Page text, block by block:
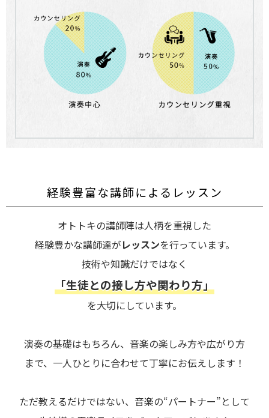
経験豊富な講師によるレッスン
オトトキの講師陣は人柄を重視した
経験豊かな講師達がレッスンを行っています。
技術や知識だけではなく
「生徒との接し方や関わり方」
を大切にしています。
演奏の基礎はもちろん、音楽の楽しみ方や広がり方
まで、一人ひとりに合わせて丁寧にお伝えします！
ただ教えるだけではない、音楽の“パートナー”として